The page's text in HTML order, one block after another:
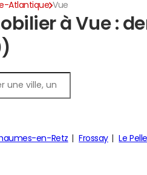
Atlantique Vue
à Vue :
en-Retz Frossay Le